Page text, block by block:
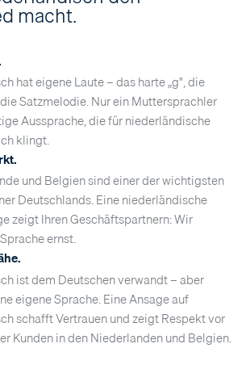
macht.
hat eigene Laute – das harte „g", die
Satzmelodie. Nur ein Muttersprachler
Aussprache, die für niederländische
klingt.
und Belgien sind einer der wichtigsten
Deutschlands. Eine niederländische
zeigt Ihren Geschäftspartnern: Wir
ernst.
ist dem Deutschen verwandt – aber
eigene Sprache. Eine Ansage auf
schafft Vertrauen und zeigt Respekt vor
Kunden in den Niederlanden und Belgien.